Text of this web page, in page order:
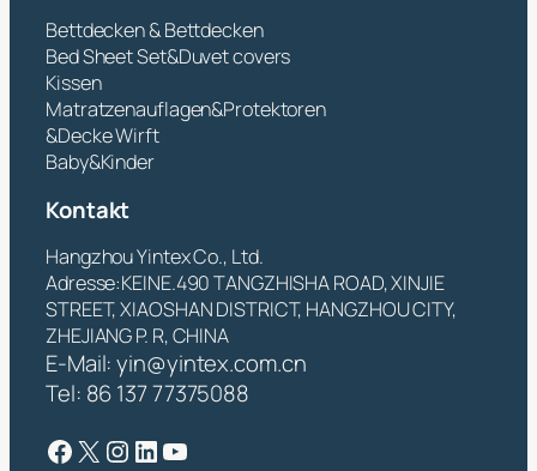
Bettdecken & Bettdecken
Bed Sheet Set&Duvet covers
Kissen
Matratzenauflagen&Protektoren
&Decke Wirft
Baby&Kinder
Kontakt
Hangzhou Yintex Co., Ltd.
Adresse:KEINE.490 TANGZHISHA ROAD, XINJIE
STREET, XIAOSHAN DISTRICT, HANGZHOU CITY,
ZHEJIANG P. R, CHINA
E-Mail:yin@yintex.com.cn
Tel: 86 137 77375088
Facebook X Instagram LinkedIn YouTube